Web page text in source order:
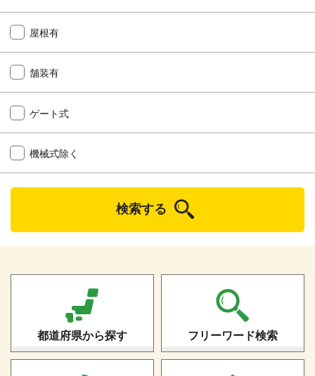
屋根有
舗装有
ゲート式
機械式除く
検索する
都道府県から探す フリーワード検索